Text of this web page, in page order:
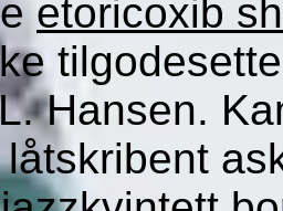
etoricoxib
Hansen.